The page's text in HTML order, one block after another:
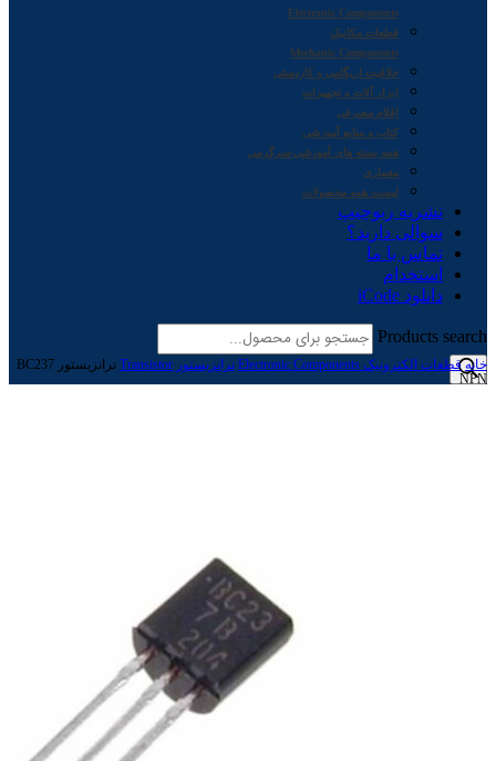
Electronic Components
قطعات مکانیک
Mechanic Components
خلاقیت اریگامی و کاردستی
ابزار آلات و تجهیزات
اقلام مصرفی
کتاب و منابع آموزشی
همه بسته های آموزشی-سرگرمی
معماری
لیست همه محصولات
نشریه ربوچیپ
سوالی دارید؟
تماس با ما
استخدام
دانلود iCode
Products search
خانه قطعات الکترونیک Electronic Components ترانزیستور Transistor
ترانزیستور BC237
NPN